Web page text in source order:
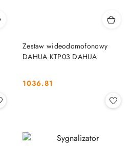
Zestaw wideodomofonowy
DAHUA KTP03 DAHUA
Cena:
1036.81